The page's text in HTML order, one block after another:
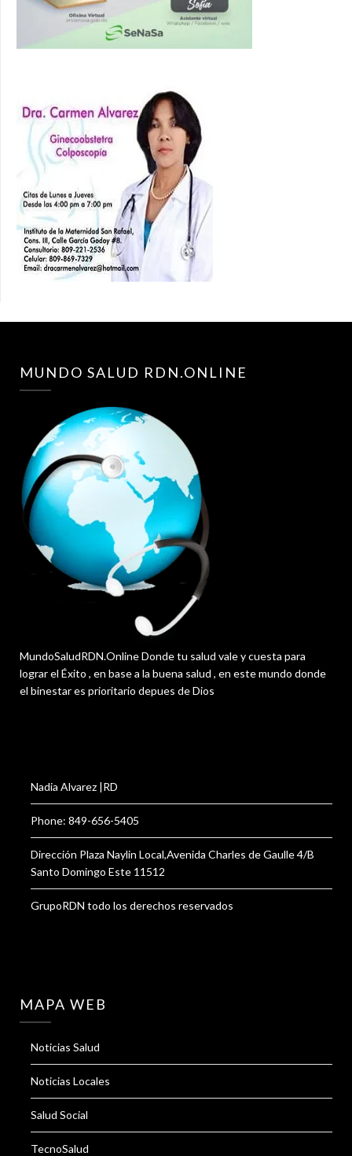
MUNDO SALUD RDN.ONLINE
MundoSaludRDN.Online Donde tu salud vale y cuesta para
lograr el Éxito , en base a la buena salud , en este mundo donde
el binestar es prioritario depues de Dios
Nadia Alvarez |RD
Phone: 849-656-5405
Dirección Plaza Naylin Local,Avenida Charles de Gaulle 4/B
Santo Domingo Este 11512
GrupoRDN todo los derechos reservados
MAPA WEB
Noticias Salud
Noticias Locales
Salud Social
TecnoSalud